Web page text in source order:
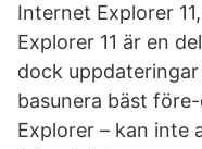
Internet Explorer
Explorer 11 är en
dock
basunera bäst
Explorer – kan inte